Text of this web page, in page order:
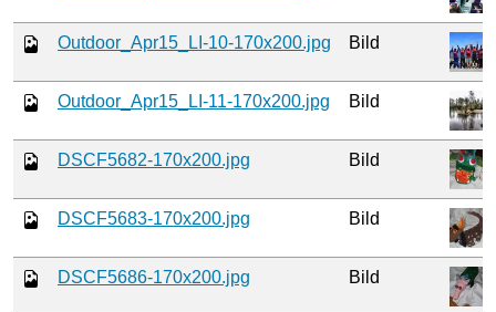
Outdoor_Apr15_LI-10-170x200.jpg Bild
Outdoor_Apr15_LI-11-170x200.jpg Bild
DSCF5682-170x200.jpg Bild
DSCF5683-170x200.jpg Bild
DSCF5686-170x200.jpg Bild